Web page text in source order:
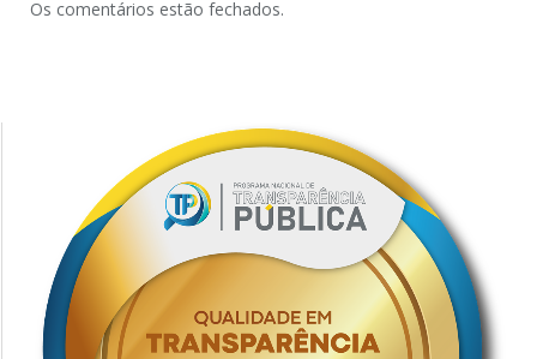
Os comentários estão fechados.